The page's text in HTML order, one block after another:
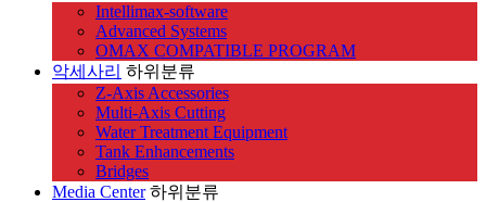
Intellimax-software
Advanced Systems
OMAX COMPATIBLE PROGRAM
악세사리 하위분류
Z-Axis Accessories
Multi-Axis Cutting
Water Treatment Equipment
Tank Enhancements
Bridges
Media Center 하위분류